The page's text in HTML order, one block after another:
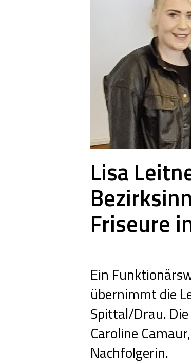
Lisa
Friseure
Ein
übernimmt die
Spittal/Drau.
Caroline
Nachfolgerin.